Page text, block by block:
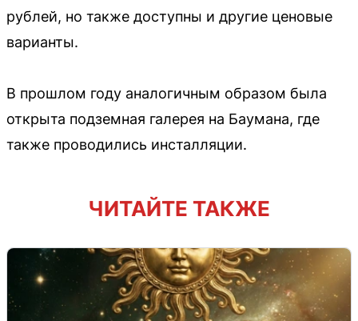
рублей, но также доступны и другие ценовые
варианты.
В прошлом году аналогичным образом была
открыта подземная галерея на Баумана, где
также проводились инсталляции.
ЧИТАЙТЕ ТАКЖЕ